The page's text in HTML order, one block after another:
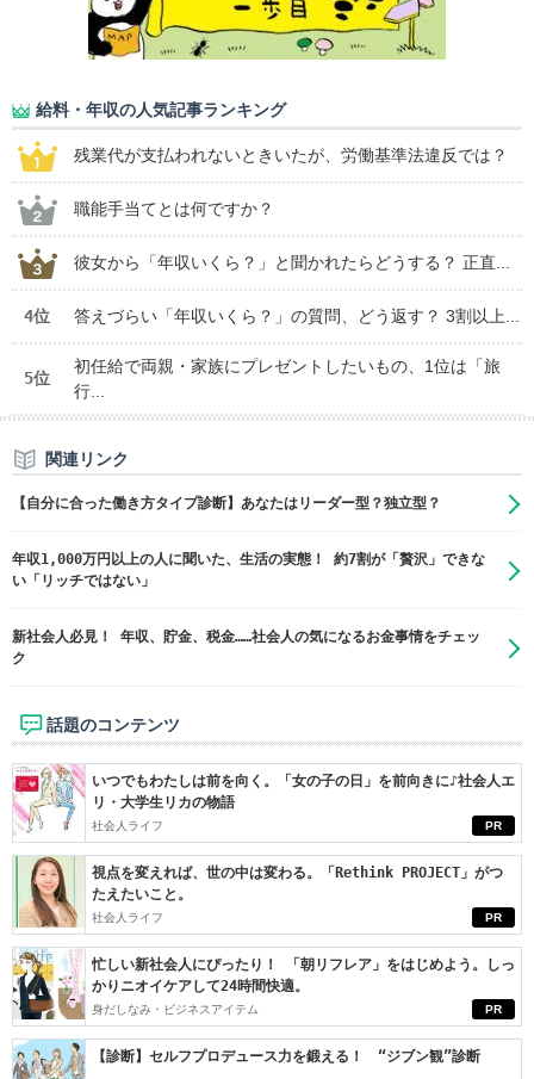
給料・年収の人気記事ランキング
残業代が支払われないときいたが、労働基準法違反では？
職能手当てとは何ですか？
彼女から「年収いくら？」と聞かれたらどうする？ 正直...
4位 答えづらい「年収いくら？」の質問、どう返す？ 3割以上...
5位
初任給で両親・家族にプレゼントしたいもの、1位は「旅
行...
関連リンク
【自分に合った働き方タイプ診断】あなたはリーダー型？独立型？
年収1,000万円以上の人に聞いた、生活の実態！ 約7割が「贅沢」できな
い「リッチではない」
新社会人必見！ 年収、貯金、税金……社会人の気になるお金事情をチェッ
ク
話題のコンテンツ
PR
いつでもわたしは前を向く。「女の子の日」を前向きに♪社会人エ
リ・大学生リカの物語
社会人ライフ
PR
視点を変えれば、世の中は変わる。「Rethink PROJECT」がつ
たえたいこと。
社会人ライフ
PR
忙しい新社会人にぴったり！ 「朝リフレア」をはじめよう。しっ
かりニオイケアして24時間快適。
身だしなみ・ビジネスアイテム
【診断】セルフプロデュース力を鍛える！ “ジブン観”診断